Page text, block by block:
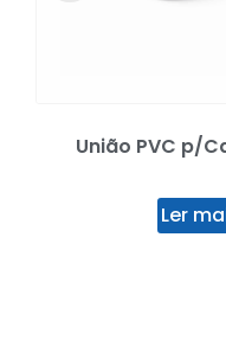
União PVC p/
Ler